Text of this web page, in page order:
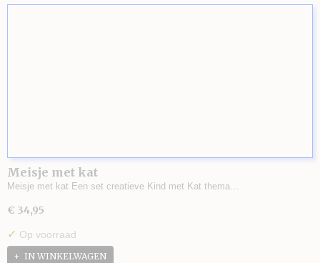
Meisje met kat
Meisje met kat Een set creatieve Kind met Kat thema…
€ 34,95
✓ Op voorraad
IN WINKELWAGEN